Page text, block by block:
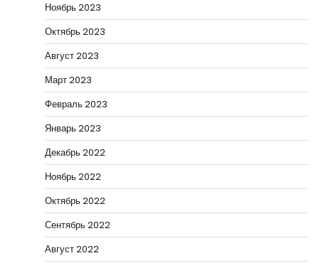
Ноябрь 2023
Октябрь 2023
Август 2023
Март 2023
Февраль 2023
Январь 2023
Декабрь 2022
Ноябрь 2022
Октябрь 2022
Сентябрь 2022
Август 2022